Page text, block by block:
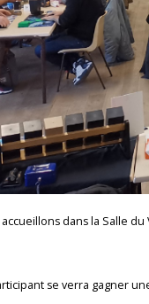
dans la Salle
se verra gagner